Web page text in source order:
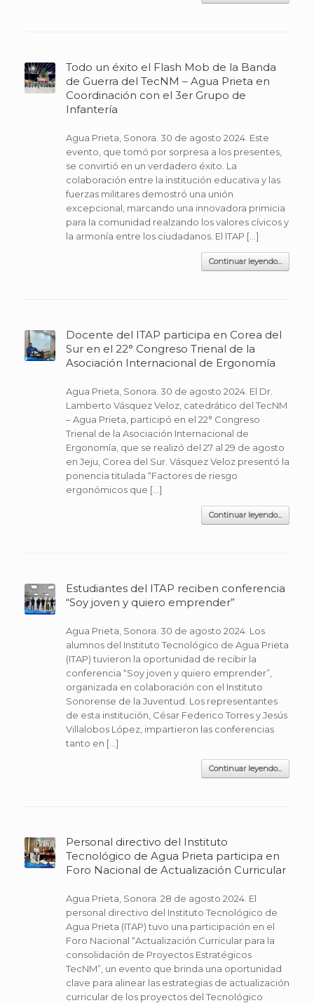
Todo un éxito el Flash Mob de la Banda
de Guerra del TecNM – Agua Prieta en
Coordinación con el 3er Grupo de
Infantería
Agua Prieta, Sonora. 30 de agosto 2024. Este
evento, que tomó por sorpresa a los presentes,
se convirtió en un verdadero éxito. La
colaboración entre la institución educativa y las
fuerzas militares demostró una unión
excepcional, marcando una innovadora primicia
para la comunidad realzando los valores cívicos y
la armonía entre los ciudadanos. El ITAP […]
Continuar leyendo...
Docente del ITAP participa en Corea del
Sur en el 22° Congreso Trienal de la
Asociación Internacional de Ergonomía
Agua Prieta, Sonora. 30 de agosto 2024. El Dr.
Lamberto Vásquez Veloz, catedrático del TecNM
– Agua Prieta, participó en el 22° Congreso
Trienal de la Asociación Internacional de
Ergonomía, que se realizó del 27 al 29 de agosto
en Jeju, Corea del Sur. Vásquez Veloz presentó la
ponencia titulada “Factores de riesgo
ergonómicos que […]
Continuar leyendo...
Estudiantes del ITAP reciben conferencia
“Soy joven y quiero emprender”
Agua Prieta, Sonora. 30 de agosto 2024. Los
alumnos del Instituto Tecnológico de Agua Prieta
(ITAP) tuvieron la oportunidad de recibir la
conferencia “Soy joven y quiero emprender”,
organizada en colaboración con el Instituto
Sonorense de la Juventud. Los representantes
de esta institución, César Federico Torres y Jesús
Villalobos López, impartieron las conferencias
tanto en […]
Continuar leyendo...
Personal directivo del Instituto
Tecnológico de Agua Prieta participa en
Foro Nacional de Actualización Curricular
Agua Prieta, Sonora. 28 de agosto 2024. El
personal directivo del Instituto Tecnológico de
Agua Prieta (ITAP) tuvo una participación en el
Foro Nacional “Actualización Curricular para la
consolidación de Proyectos Estratégicos
TecNM”, un evento que brinda una oportunidad
clave para alinear las estrategias de actualización
curricular de los proyectos del Tecnológico